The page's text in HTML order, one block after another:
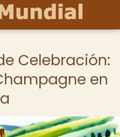
Celebración:
en